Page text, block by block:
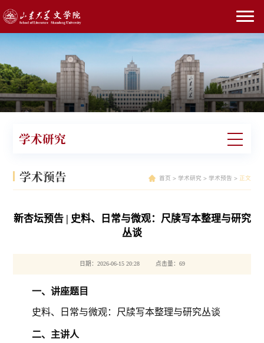
学术研究
学术预告 首页 > 学术研究 > 学术预告 > 正文
新杏坛预告 | 史料、日常与微观：尺牍写本整理与研究
丛谈
日期：2026-06-15 20:28 点击量： 69
一、讲座题目
史料、日常与微观：尺牍写本整理与研究丛谈
二、 主讲人